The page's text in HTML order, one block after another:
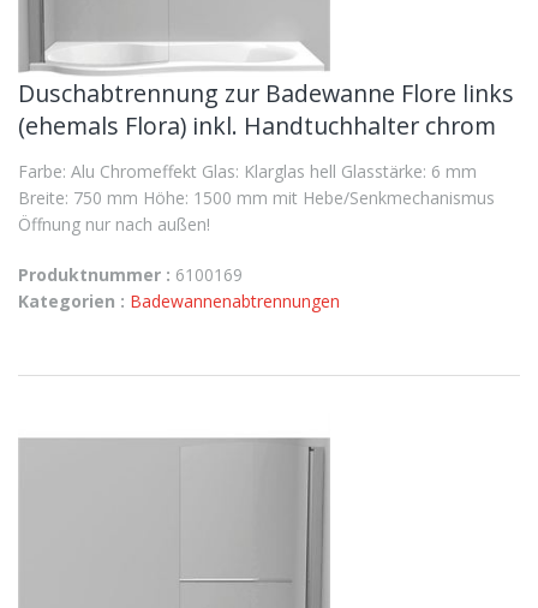
Duschabtrennung zur Badewanne Flore links
(ehemals Flora) inkl. Handtuchhalter chrom
Farbe: Alu Chromeffekt Glas: Klarglas hell Glasstärke: 6 mm
Breite: 750 mm Höhe: 1500 mm mit Hebe/Senkmechanismus
Öffnung nur nach außen!
Produktnummer : 6100169
Kategorien : Badewannenabtrennungen